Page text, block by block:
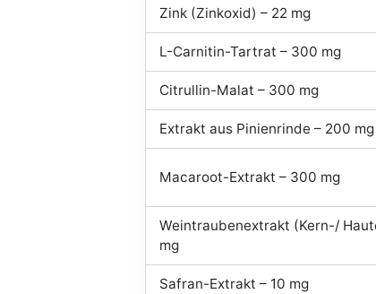
Zink (Zinkoxid) – 22 mg
L-Carnitin-Tartrat – 300 mg
Citrullin-Malat – 300 mg
Extrakt aus Pinienrinde – 200 mg
Macaroot-Extrakt – 300 mg
Weintraubenextrakt (Kern-/
mg
Safran-Extrakt – 10 mg